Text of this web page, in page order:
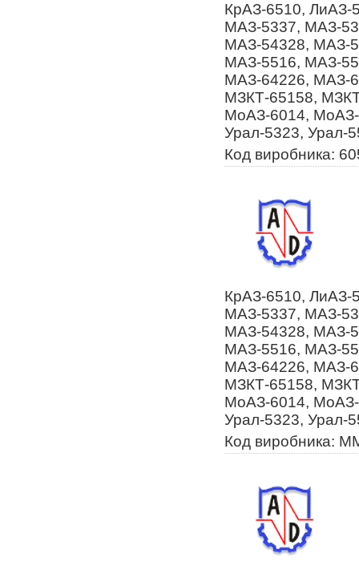
КрАЗ-6510,
МАЗ-5337, МАЗ-
МАЗ-54328, МАЗ-
МАЗ-5516, МАЗ-
МАЗ-64226, МАЗ-
МЗКТ-65158,
МоАЗ-6014,
Урал-5323, Урал-
Код виробника:
КрАЗ-6510,
МАЗ-5337, МАЗ-
МАЗ-54328, МАЗ-
МАЗ-5516, МАЗ-
МАЗ-64226, МАЗ-
МЗКТ-65158,
МоАЗ-6014,
Урал-5323, Урал-
Код виробника: